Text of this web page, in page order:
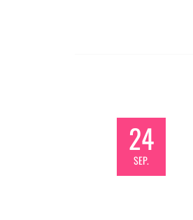
24
SEP.